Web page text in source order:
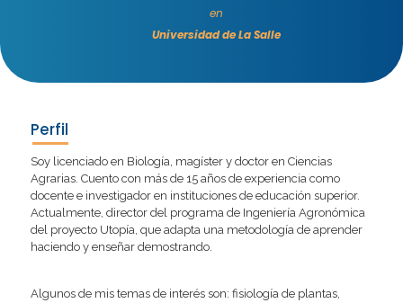
en
Universidad de La Salle
Perfil
Soy licenciado en Biología, magíster y doctor en Ciencias
Agrarias. Cuento con más de 15 años de experiencia como
docente e investigador en instituciones de educación superior.
Actualmente, director del programa de Ingeniería Agronómica
del proyecto Utopía, que adapta una metodología de aprender
haciendo y enseñar demostrando.
Algunos de mis temas de interés son: fisiología de plantas,